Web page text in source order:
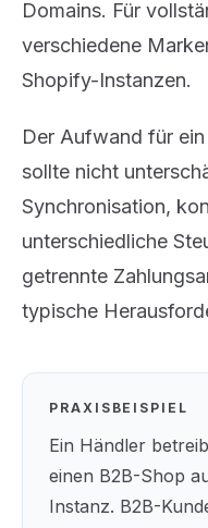
Domains. Für
verschiedene
Shopify-Instanzen.
Der Aufwand für
sollte nicht
Synchronisation,
unterschiedliche
getrennte
typische
PRAXISBEISPIEL
Ein Händler
einen B2B-Shop
Instanz. B2B-